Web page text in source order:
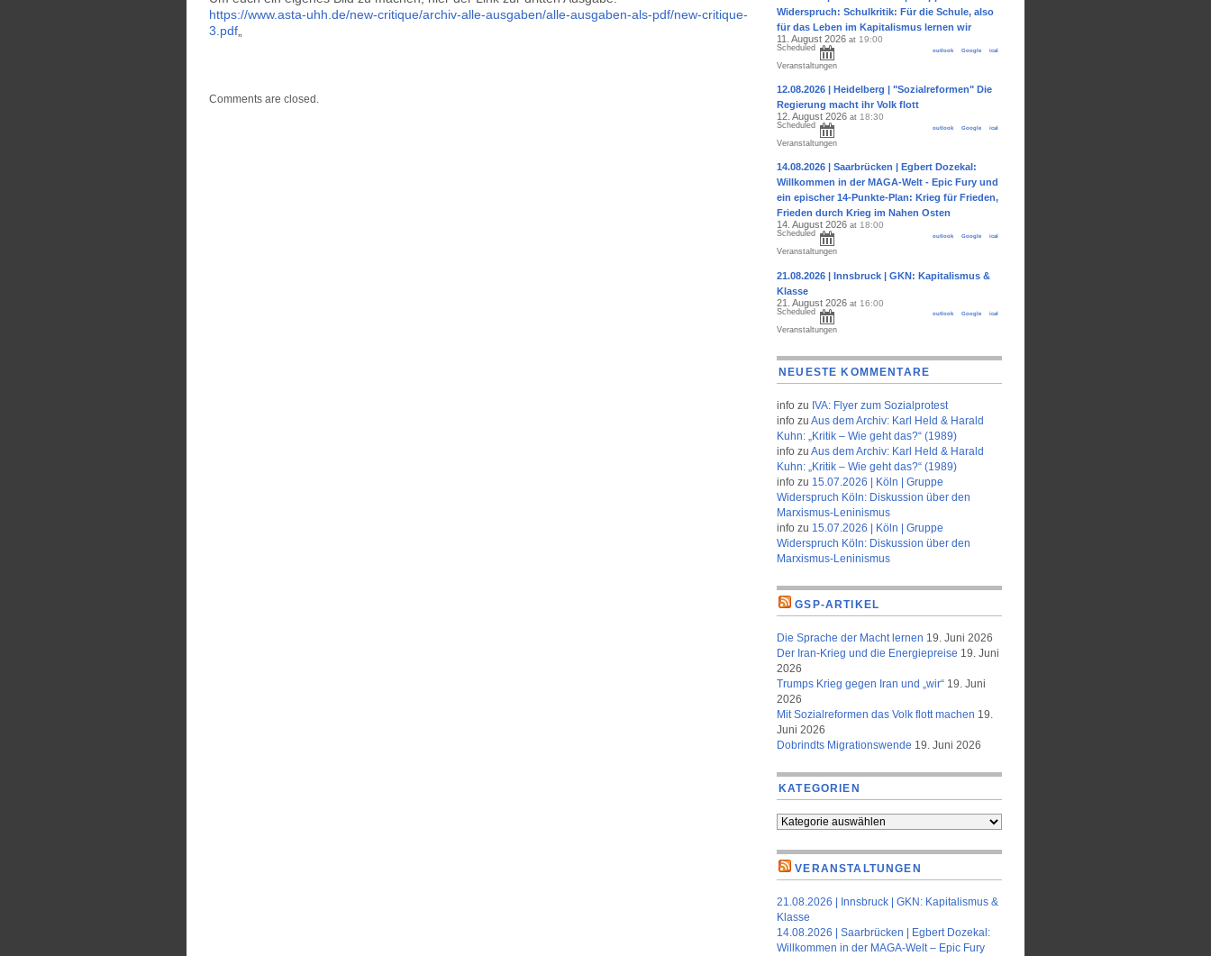
https://www.asta-uhh.de/new-critique/archiv-alle-ausgaben/alle-ausgaben-als-pdf/new-critique-
3.pdf
Comments are closed.
Widerspruch: Schulkritik: Für die Schule, also
für das Leben im Kapitalismus lernen wir
11. August 2026 at 19:00
Scheduled ical
Google
outlook
Veranstaltungen
12.08.2026 | Heidelberg | "Sozialreformen" Die
Regierung macht ihr Volk flott
12. August 2026 at 18:30
Scheduled ical
Google
outlook
Veranstaltungen
14.08.2026 | Saarbrücken | Egbert Dozekal:
Willkommen in der MAGA-Welt - Epic Fury und
ein epischer 14-Punkte-Plan: Krieg für Frieden,
Frieden durch Krieg im Nahen Osten
14. August 2026 at 18:00
Scheduled ical
Google
outlook
Veranstaltungen
21.08.2026 | Innsbruck | GKN: Kapitalismus &
Klasse
21. August 2026 at 16:00
Scheduled ical
Google
outlook
Veranstaltungen
NEUESTE KOMMENTARE
info zu IVA: Flyer zum Sozialprotest
info zu Aus dem Archiv: Karl Held & Harald
Kuhn: „Kritik – Wie geht das?“ (1989)
info zu Aus dem Archiv: Karl Held & Harald
Kuhn: „Kritik – Wie geht das?“ (1989)
info zu 15.07.2026 | Köln | Gruppe
Widerspruch Köln: Diskussion über den
Marxismus-Leninismus
info zu 15.07.2026 | Köln | Gruppe
Widerspruch Köln: Diskussion über den
Marxismus-Leninismus
GSP-ARTIKEL
Die Sprache der Macht lernen 19. Juni 2026
Der Iran-Krieg und die Energiepreise 19. Juni
2026
Trumps Krieg gegen Iran und „wir“ 19. Juni
2026
Mit Sozialreformen das Volk flott machen 19.
Juni 2026
Dobrindts Migrationswende 19. Juni 2026
KATEGORIEN
Kategorien
VERANSTALTUNGEN
21.08.2026 | Innsbruck | GKN: Kapitalismus &
Klasse
14.08.2026 | Saarbrücken | Egbert Dozekal:
Willkommen in der MAGA-Welt – Epic Fury